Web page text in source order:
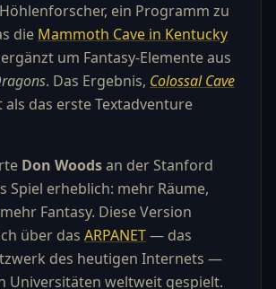
ein Programm zu
die Mammoth Cave in Kentucky
um Fantasy-Elemente aus
. Das Ergebnis, Colossal Cave
als das erste Textadventure
Don Woodsan der Stanford
Spiel erheblich: mehr Räume,
Fantasy. Diese Version
über das ARPANET— das
des heutigen Internets —
Universitäten weltweit gespielt.